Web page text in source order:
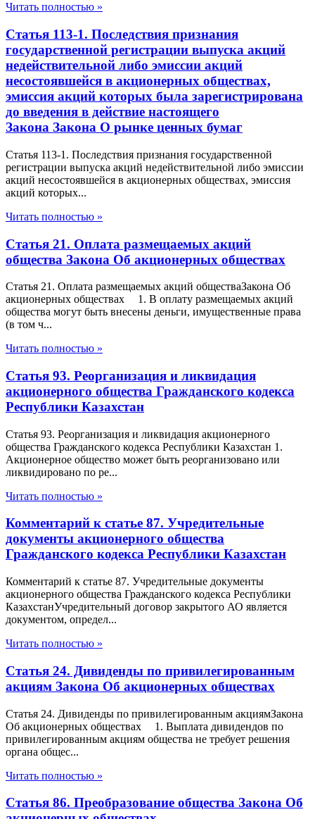
Читать полностью »
Статья 113-1. Последствия признания
государственной регистрации выпуска акций
недействительной либо эмиссии акций
несостоявшейся в акционерных обществах,
эмиссия акций которых была зарегистрирована
до введения в действие настоящего
Закона Закона О рынке ценных бумаг
Статья 113-1. Последствия признания государственной
регистрации выпуска акций недействительной либо эмиссии
акций несостоявшейся в акционерных обществах, эмиссия
акций которых...
Читать полностью »
Статья 21. Оплата размещаемых акций
общества Закона Об акционерных обществах
Статья 21. Оплата размещаемых акций обществаЗакона Об
акционерных обществах 1. В оплату размещаемых акций
общества могут быть внесены деньги, имущественные права
(в том ч...
Читать полностью »
Статья 93. Реорганизация и ликвидация
акционерного общества Гражданского кодекса
Республики Казахстан
Статья 93. Реорганизация и ликвидация акционерного
общества Гражданского кодекса Республики Казахстан 1.
Акционерное общество может быть реорганизовано или
ликвидировано по ре...
Читать полностью »
Комментарий к статье 87. Учредительные
документы акционерного общества
Гражданского кодекса Республики Казахстан
Комментарий к статье 87. Учредительные документы
акционерного общества Гражданского кодекса Республики
КазахстанУчредительный договор закрытого АО является
документом, определ...
Читать полностью »
Статья 24. Дивиденды по привилегированным
акциям Закона Об акционерных обществах
Статья 24. Дивиденды по привилегированным акциямЗакона
Об акционерных обществах 1. Выплата дивидендов по
привилегированным акциям общества не требует решения
органа общес...
Читать полностью »
Статья 86. Преобразование общества Закона Об